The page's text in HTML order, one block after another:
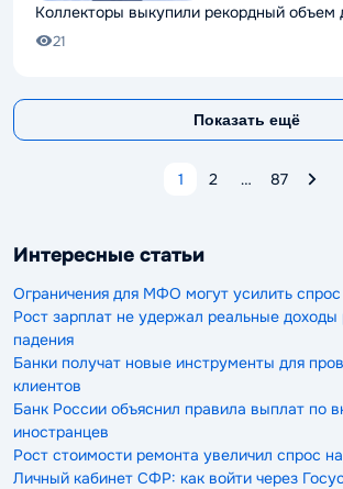
Коллекторы выкупили рекордный
21
Показать ещё
1 2 … 87
Интересные статьи
Ограничения для МФО могут усилить
Рост зарплат не удержал реальные доходы
падения
Банки получат новые инструменты для
клиентов
Банк России объяснил правила выплат по
иностранцев
Рост стоимости ремонта увеличил спрос
Личный кабинет СФР: как войти через